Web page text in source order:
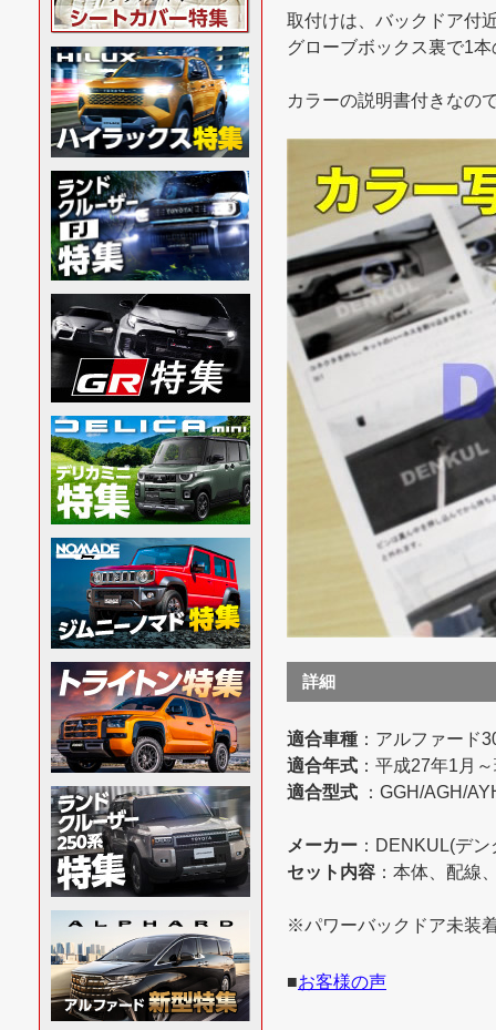
取付けは、バックドア付
グローブボックス裏で1
カラーの説明書付きなの
詳細
適合車種 ：アルファード
適合年式 ：平成27年1月
適合型式 ：GGH/AGH/
メーカー ：DENKUL(デン
セット内容 ：本体、配線
※パワーバックドア未装
■お客様の声